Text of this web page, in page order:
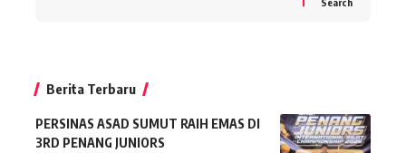
Berita Terbaru
PERSINAS ASAD SUMUT RAIH EMAS DI
3RD PENANG JUNIORS